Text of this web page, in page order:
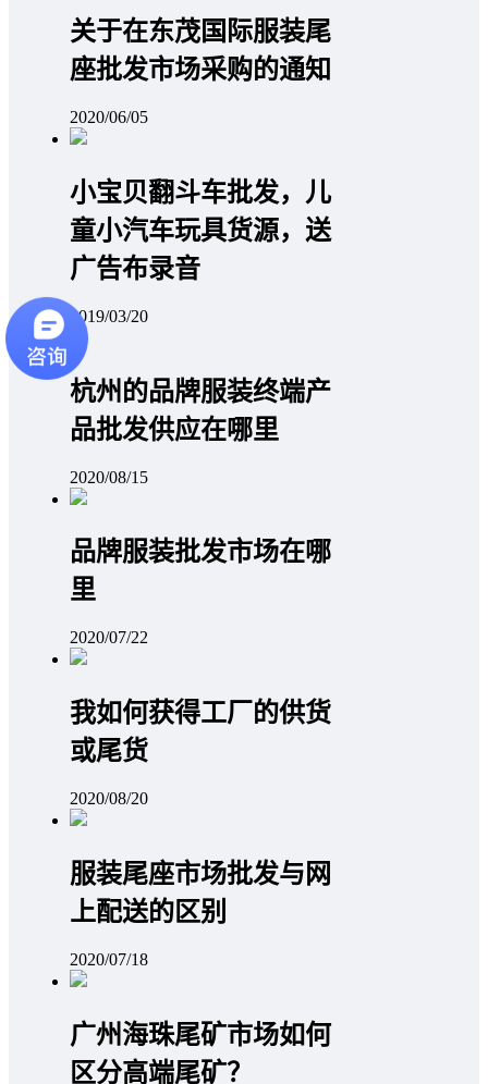
关于在东茂国际服装尾
座批发市场采购的通知
2020/06/05
小宝贝翻斗车批发，儿
童小汽车玩具货源，送
广告布录音
2019/03/20
杭州的品牌服装终端产
品批发供应在哪里
2020/08/15
品牌服装批发市场在哪
里
2020/07/22
我如何获得工厂的供货
或尾货
2020/08/20
服装尾座市场批发与网
上配送的区别
2020/07/18
广州海珠尾矿市场如何
区分高端尾矿？